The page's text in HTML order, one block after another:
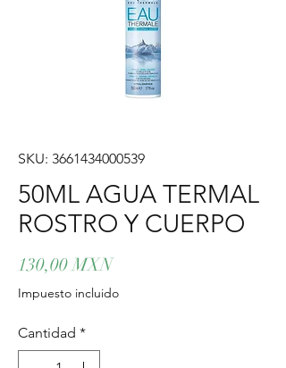
SKU: 3661434000539
50ML AGUA TERMAL
ROSTRO Y CUERPO
130,00 MXNPrecio
Impuesto incluido
Cantidad *